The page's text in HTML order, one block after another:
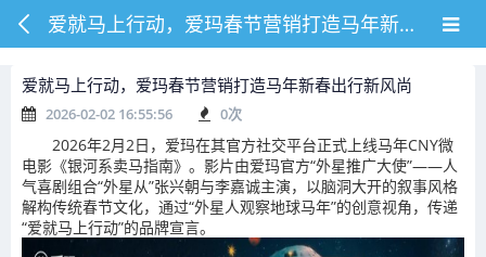
爱就马上行动，爱玛春节营销打造马年新春出行新风尚
爱就马上行动，爱玛春节营销打造马年新春出行新风尚
2026-02-02 16:55:56 0次
2026年2月2日，爱玛在其官方社交平台正式上线马年CNY微
电影《银河系卖马指南》。影片由爱玛官方“外星推广大使”——人
气喜剧组合“外星从”张兴朝与李嘉诚主演，以脑洞大开的叙事风格
解构传统春节文化，通过“外星人观察地球马年”的创意视角，传递
“爱就马上行动”的品牌宣言。